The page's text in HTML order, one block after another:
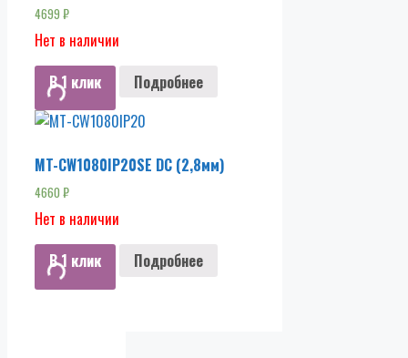
4699 ₽
Нет в наличии
В 1 клик
Подробнее
MT-CW1080IP20SE DC (2,8мм)
4660 ₽
Нет в наличии
В 1 клик
Подробнее